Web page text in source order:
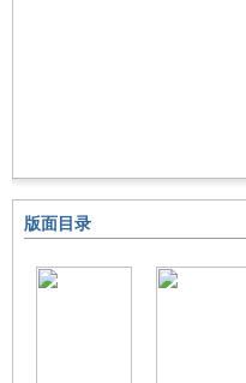
版面目录